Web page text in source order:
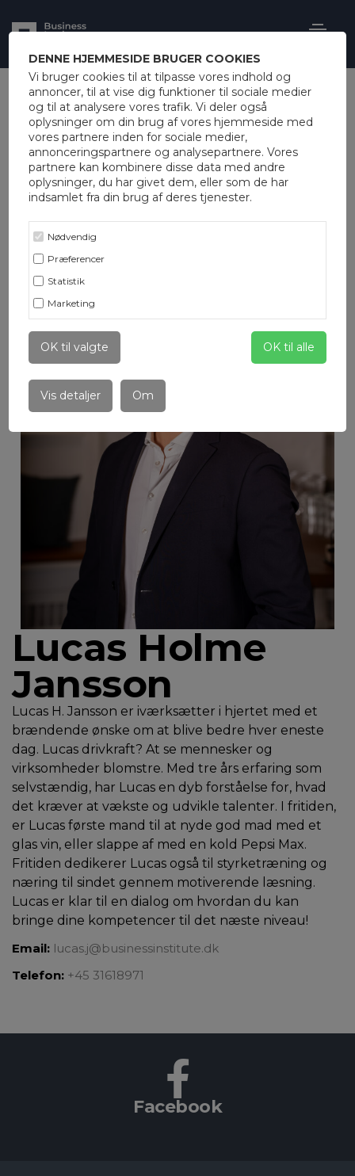
DENNE HJEMMESIDE BRUGER COOKIES
Vi bruger cookies til at tilpasse vores indhold og
annoncer, til at vise dig funktioner til sociale medier
og til at analysere vores trafik. Vi deler også
oplysninger om din brug af vores hjemmeside med
vores partnere inden for sociale medier,
annonceringspartnere og analysepartnere. Vores
partnere kan kombinere disse data med andre
oplysninger, du har givet dem, eller som de har
indsamlet fra din brug af deres tjenester.
Nødvendig
Præferencer
Statistik
Marketing
OK til valgte OK til alle
Vis detaljer Om
Lucas Holme
Jansson
Lucas H. Jansson er iværksætter i hjertet med et
brændende ønske om at blive bedre hver eneste
dag. Lucas drivkraft? At se mennesker og
virksomheder blomstre. Med tre års erfaring som
selvstændig, har Lucas en dyb forståelse for, hvad
det kræver at vækste og udvikle talenter. I fritiden,
er Lucas første mand til at nyde god mad med et
glas vin, eller slappe af med en kold Pepsi Max.
Fritiden dedikerer Lucas også til styrketræning og
næring til sindet gennem motiverende læsning.
Lucas er klar til en dialog om hvordan du kan
bringe dine kompetencer til det næste niveau!
Email: lucas.j@businessinstitute.dk
Telefon: +45 31618971
Facebook